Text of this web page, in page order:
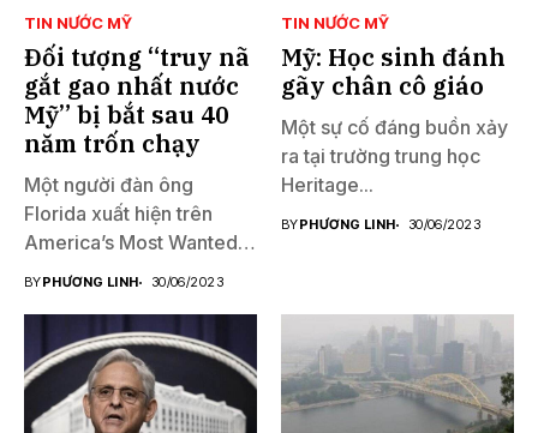
TIN NƯỚC MỸ
Đối tượng “truy nã
gắt gao nhất nước
Mỹ” bị bắt sau 40
năm trốn chạy
Một người đàn ông
Florida xuất hiện trên
America’s Most Wanted
đã...
BYPHƯƠNG LINH 30/06/2023
TIN NƯỚC MỸ
Mỹ: Học sinh đánh
gãy chân cô giáo
Một sự cố đáng buồn xảy
ra tại trường trung học
Heritage...
BYPHƯƠNG LINH 30/06/2023